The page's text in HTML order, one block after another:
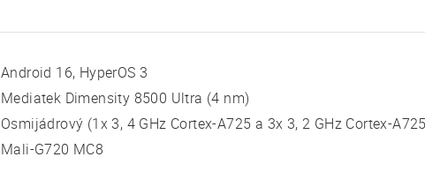
Android 16, HyperOS 3
Mediatek Dimensity 8500 Ultra (4 nm)
Osmijádrový (1x 3, 4 GHz Cortex-A725 a 3x 3, 2 GHz Cortex-
Mali-G720 MC8